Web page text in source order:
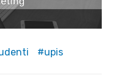
upis